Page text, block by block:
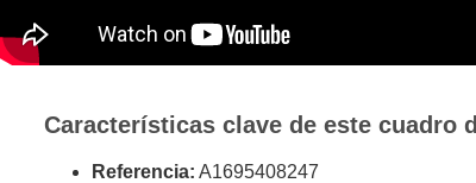
Características clave de este cuadro
Referencia: A1695408247